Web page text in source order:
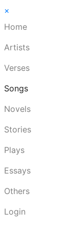
×
Home
Artists
Verses
Songs
Novels
Stories
Plays
Essays
Others
Login